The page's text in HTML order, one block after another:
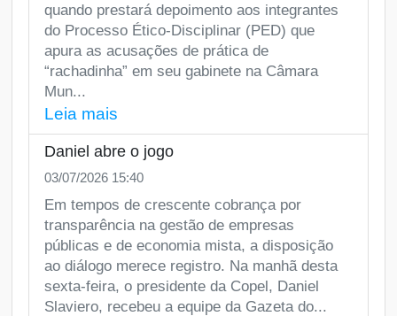
quando prestará depoimento aos integrantes
do Processo Ético-Disciplinar (PED) que
apura as acusações de prática de
“rachadinha” em seu gabinete na Câmara
Mun...
Leia mais
Daniel abre o jogo
03/07/2026 15:40
Em tempos de crescente cobrança por
transparência na gestão de empresas
públicas e de economia mista, a disposição
ao diálogo merece registro. Na manhã desta
sexta-feira, o presidente da Copel, Daniel
Slaviero, recebeu a equipe da Gazeta do...